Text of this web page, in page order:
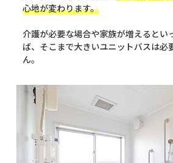
心地が変わります。
介護が必要な場合や家族が増えるとい
ば、そこまで大きいユニットバスは必
ん。